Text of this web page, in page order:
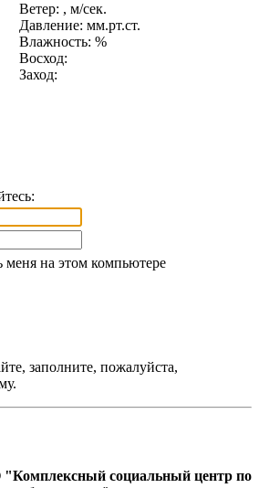
Ветер: , м/сек.
Давление: мм.рт.ст.
Влажность: %
Восход:
Заход:
меня на этом компьютере
заполните, пожалуйста,
социальный центр по